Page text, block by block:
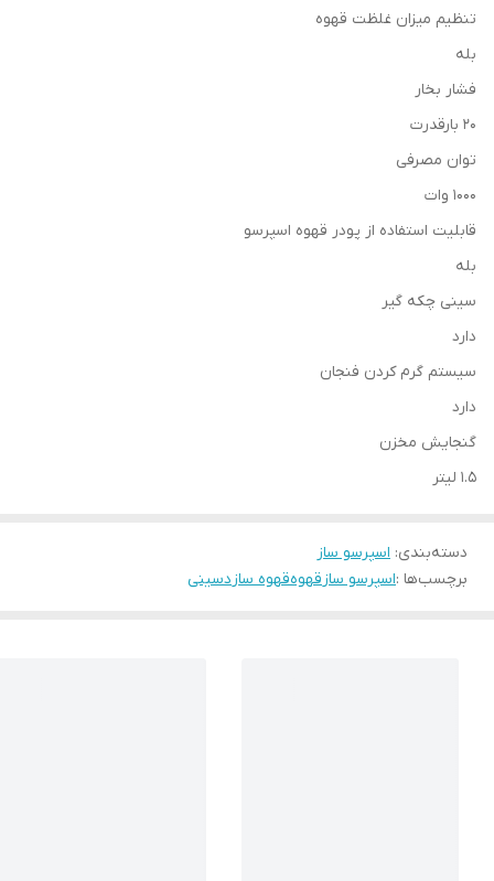
تنظیم میزان غلظت قهوه
بله
فشار بخار
20 بارقدرت
توان مصرفی
1000 وات
قابليت استفاده از پودر قهوه اسپرسو
بله
سینی چکه گیر
دارد
سیستم گرم کردن فنجان
دارد
گنجایش مخزن
1.5 لیتر
دسته‌بندی: اسپرسو ساز
برچسب‌ها :اسپرسو ساز قهوهقهوه ساز دسینی